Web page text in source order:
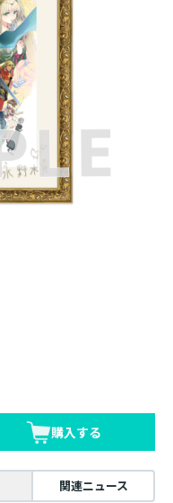
購入する
関連ニュース